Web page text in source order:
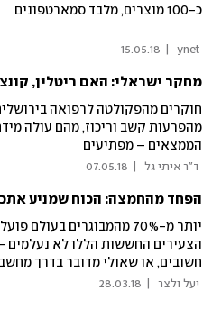
כ-100 מוצרים, מלבד סמארטפונים
15.05.18
מחקר ישראלי: האם ריטלין,
חוקרים מהפקולטה לרפואה
הממצאים – מפתיעים
ד"ר איתי גל 07.05.18
הפחד מהחמצה: הכוח שמניע
יותר מ-70% מהמבוגרים
הצעירים החששות הללו לא נעלמים
חשובים, או שאולי מדובר בדרך
התופעה
יעל ולצר 28.03.18